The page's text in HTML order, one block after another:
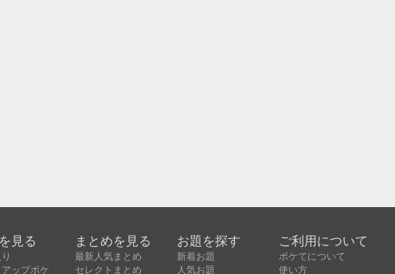
見る
ップボケ
まとめを見る
最新人気まとめ
セレクトまとめ
お題を探す
新着お題
人気お題
ご利用について
ボケてについて
使い方